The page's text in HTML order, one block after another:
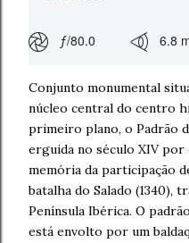
ƒ/80.0 6.8
Conjunto monumental
núcleo central do centro
primeiro plano, o Padrão
erguida no século XIV por
memória da participação
batalha do Salado (1340),
Península Ibérica. O
está envolto por um